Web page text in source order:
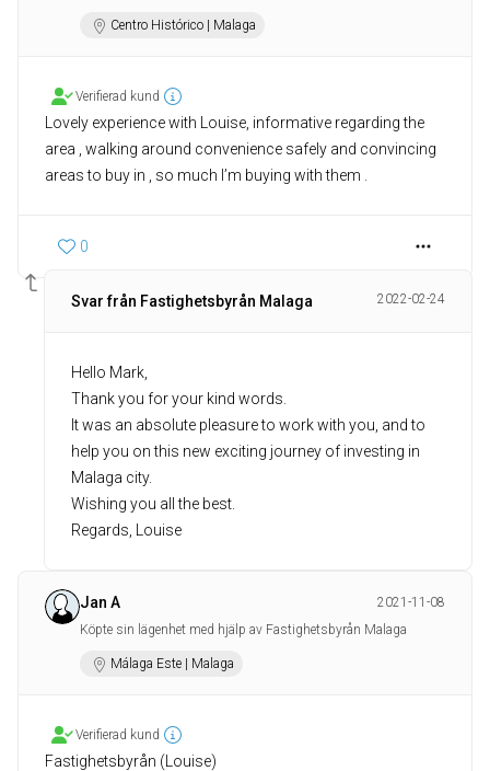
Centro Histórico | Malaga
Verifierad kund
Lovely experience with Louise, informative regarding the
area , walking around convenience safely and convincing
areas to buy in , so much I’m buying with them .
0
Svar från Fastighetsbyrån Malaga 2022-02-24
Hello Mark,
Thank you for your kind words.
It was an absolute pleasure to work with you, and to
help you on this new exciting journey of investing in
Malaga city.
Wishing you all the best.
Regards, Louise
Jan A
2021-11-08
Köpte sin lägenhet med hjälp av Fastighetsbyrån Malaga
Málaga Este | Malaga
Verifierad kund
Fastighetsbyrån (Louise)